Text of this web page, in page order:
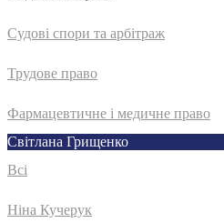
Судові спори та арбітраж
Трудове право
Фармацевтичне і медичне право
Світлана Грищенко
Всі
Ніна Кучерук